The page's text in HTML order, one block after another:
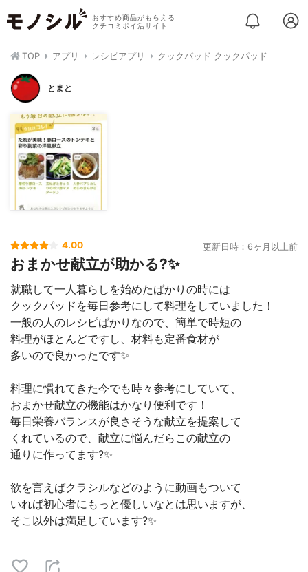
おすすめ商品がもらえる
クチコミポイ活サイト
TOP アプリ レシピアプリ クックパッド クックパッド
とまと
4.00 更新日時：6ヶ月以上前
おまかせ献立が助かる?✨
就職して一人暮らしを始めたばかりの時には
クックパッドを毎日参考にして料理をしていました！
一般の人のレシピばかりなので、簡単で時短の
料理がほとんどですし、材料も定番食材が
多いので良かったです✨
料理に慣れてきた今でも時々参考にしていて、
おまかせ献立の機能はかなり便利です！
毎日栄養バランスが良さそうな献立を提案して
くれているので、献立に悩んだらこの献立の
通りに作ってます?✨
欲を言えばクラシルなどのように動画もついて
いれば初心者にもっと優しいなとは思いますが、
そこ以外は満足しています?✨